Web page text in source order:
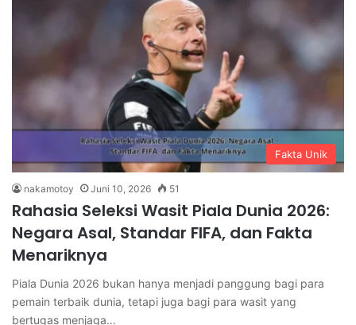
Fakta Unik
nakamotoy Juni 10, 2026 51
Rahasia Seleksi Wasit Piala Dunia 2026:
Negara Asal, Standar FIFA, dan Fakta
Menariknya
Piala Dunia 2026 bukan hanya menjadi panggung bagi para
pemain terbaik dunia, tetapi juga bagi para wasit yang
bertugas menjaga…